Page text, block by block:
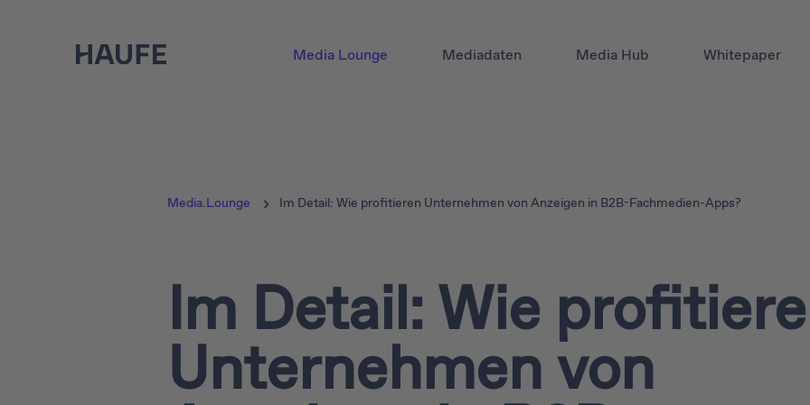
Media Lounge Mediadaten Media Hub Whitepaper
Media.Lounge Im Detail: Wie profitieren Unternehmen von Anzeigen in B2B-Fachmedien-Apps?
Im Detail: Wie
Unternehmen von